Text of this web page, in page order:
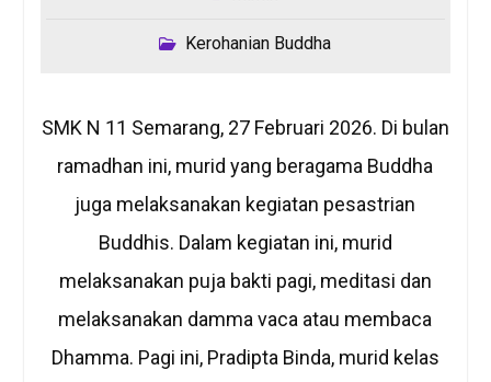
Kerohanian Buddha
SMK N 11 Semarang, 27 Februari 2026. Di bulan
ramadhan ini, murid yang beragama Buddha
juga melaksanakan kegiatan pesastrian
Buddhis. Dalam kegiatan ini, murid
melaksanakan puja bakti pagi, meditasi dan
melaksanakan damma vaca atau membaca
Dhamma. Pagi ini, Pradipta Binda, murid kelas